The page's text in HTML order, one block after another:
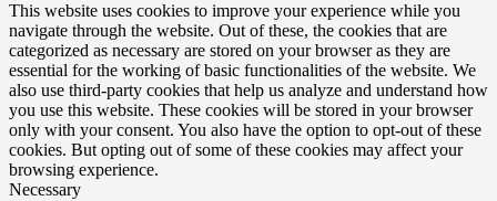
This website uses cookies to improve your experience while you
navigate through the website. Out of these, the cookies that are
categorized as necessary are stored on your browser as they are
essential for the working of basic functionalities of the website. We
also use third-party cookies that help us analyze and understand how
you use this website. These cookies will be stored in your browser
only with your consent. You also have the option to opt-out of these
cookies. But opting out of some of these cookies may affect your
browsing experience.
Necessary